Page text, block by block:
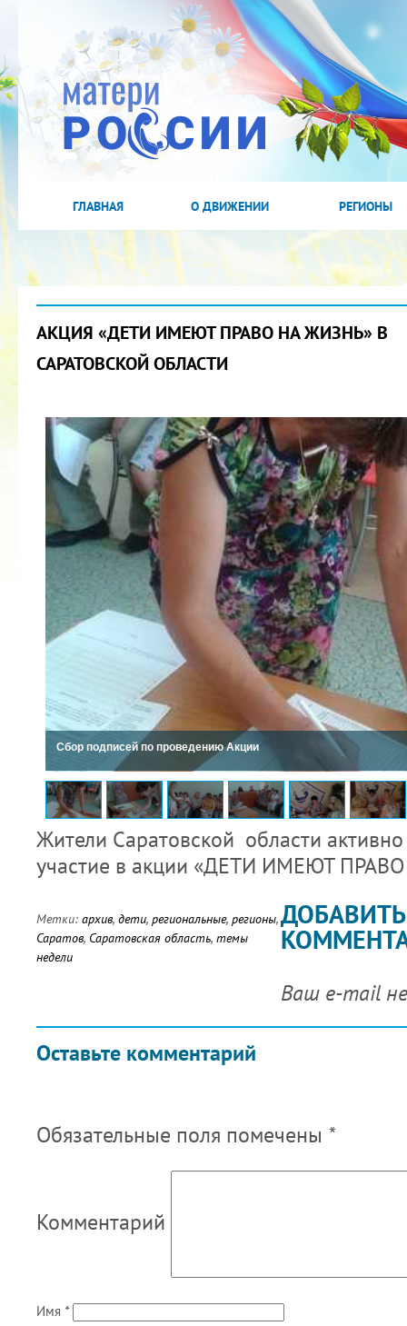
ГЛАВНАЯ О ДВИЖЕНИИ РЕГИОНЫ
АКЦИЯ «ДЕТИ ИМЕЮТ ПРАВО НА ЖИЗНЬ» В
САРАТОВСКОЙ ОБЛАСТИ
Сбор подписей по проведению Акции
Жители Саратовской области
участие в акции «ДЕТИ ИМЕЮТ
Метки: архив, дети, региональные, регионы,
Саратов, Саратовская область, темы
недели
Оставьте комментарий
ДОБАВИТЬ
Ваш e-mail
Обязательные поля помечены *
Комментарий
Имя *
2022 ГОД ПРОВОЗГЛАШЕН ГОДОМ
МАТЕРИ В ЯКУТИИ
19.12.2021